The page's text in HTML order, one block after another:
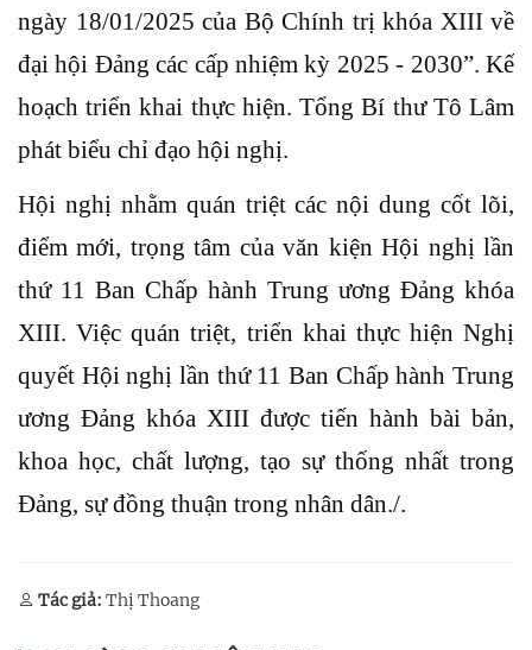
ngày 18/01/2025 của Bộ Chính trị khóa XIII về
đại hội Đảng các cấp nhiệm kỳ 2025 - 2030”. Kế
hoạch triển khai thực hiện. Tổng Bí thư Tô Lâm
phát biểu chỉ đạo hội nghị.
Hội nghị nhằm quán triệt các nội dung cốt lõi,
điểm mới, trọng tâm của văn kiện Hội nghị lần
thứ 11 Ban Chấp hành Trung ương Đảng khóa
XIII. Việc quán triệt, triển khai thực hiện Nghị
quyết Hội nghị lần thứ 11 Ban Chấp hành Trung
ương Đảng khóa XIII được tiến hành bài bản,
khoa học, chất lượng, tạo sự thống nhất trong
Đảng, sự đồng thuận trong nhân dân./.
Tác giả: Thị Thoang